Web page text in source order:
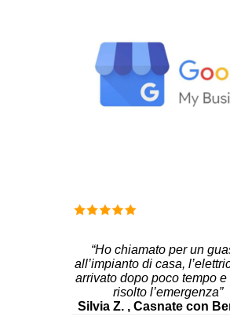
“Ho chiamato per un
all’impianto di casa,
arrivato dopo poco tempo e
risolto l’emergenza”
Silvia Z. , Casnate con